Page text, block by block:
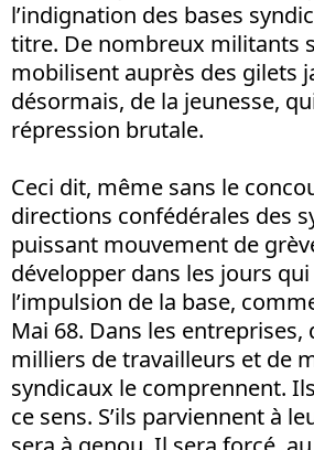
l’indignation des bases
titre. De nombreux militants
mobilisent auprès des gilets
désormais, de la jeunesse,
répression brutale.
Ceci dit, même sans le
directions confédérales des
puissant mouvement de
développer dans les jours
l’impulsion de la base,
Mai 68. Dans les entreprises,
milliers de travailleurs et de
syndicaux le comprennent.
ce sens. S’ils parviennent à